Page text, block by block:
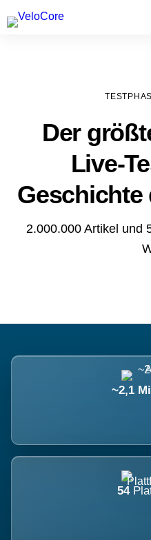
Agenturen &
Der
Live-
Geschichte
2.000.000 Artikel und
~2,1
54